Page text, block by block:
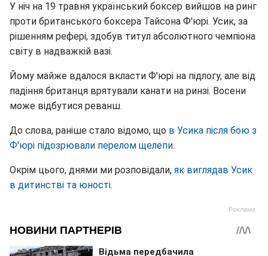
У ніч на 19 травня український боксер вийшов на ринг
проти британського боксера Тайсона Ф'юрі. Усик, за
рішенням рефері, здобув титул абсолютного чемпіона
світу в надважкій вазі.
Йому майже вдалося вкласти Ф'юрі на підлогу, але від
падіння британця врятували канати на ринзі. Восени
може відбутися реванш.
До слова, раніше стало відомо, що в Усика після бою з
Ф'юрі підозрювали перелом щелепи.
Окрім цього, днями ми розповідали, як виглядав Усик
в дитинстві та юності.